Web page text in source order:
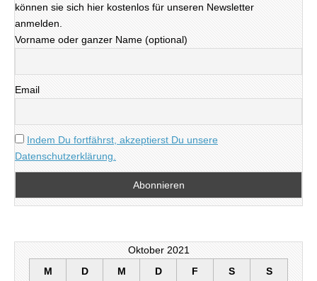
können sie sich hier kostenlos für unseren Newsletter
anmelden.
Vorname oder ganzer Name (optional)
Email
Indem Du fortfährst, akzeptierst Du unsere
Datenschutzerklärung.
Oktober 2021
M
D M D F S S